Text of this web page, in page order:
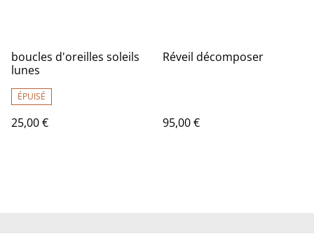
boucles d'oreilles soleils
lunes
ÉPUISÉ
25,00 €
Réveil décomposer
95,00 €